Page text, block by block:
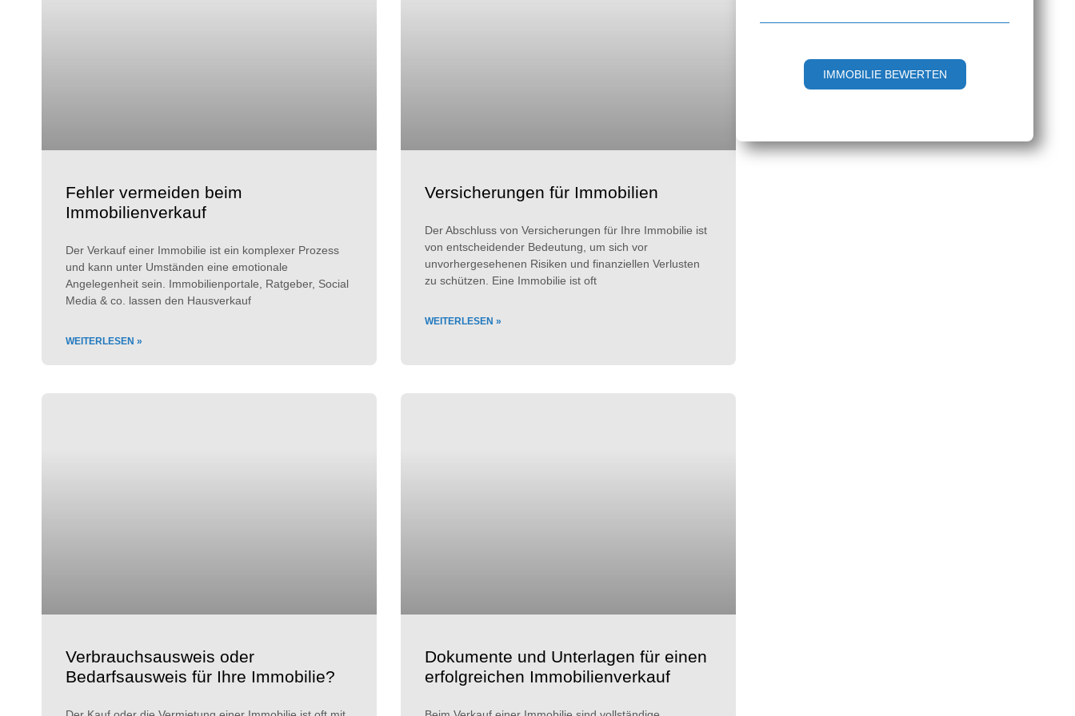
IMMOBILIE BEWERTEN
Fehler vermeiden beim
Immobilienverkauf
Der Verkauf einer Immobilie ist ein komplexer Prozess
und kann unter Umständen eine emotionale
Angelegenheit sein. Immobilienportale, Ratgeber, Social
Media & co. lassen den Hausverkauf
WEITERLESEN »
Versicherungen für Immobilien
Der Abschluss von Versicherungen für Ihre Immobilie ist
von entscheidender Bedeutung, um sich vor
unvorhergesehenen Risiken und finanziellen Verlusten
zu schützen. Eine Immobilie ist oft
WEITERLESEN »
Verbrauchsausweis oder
Bedarfsausweis für Ihre Immobilie?
Dokumente und Unterlagen für einen
erfolgreichen Immobilienverkauf